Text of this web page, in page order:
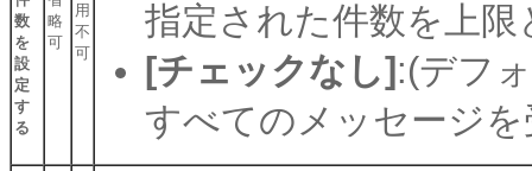
数
を
設
定
す
る
略
可
用
不
可
指定された件数を上
[チェックなし] :(デフ
すべてのメッセージ